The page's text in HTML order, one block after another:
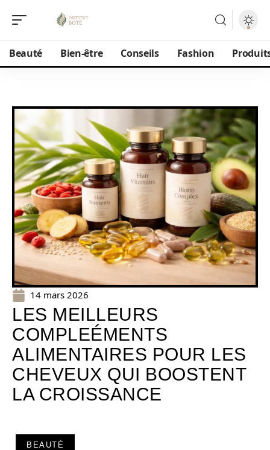
Beauté Bien-être Conseils Fashion
14 mars 2026
LES MEILLEURS
COMPLEÉMENTS
ALIMENTAIRES POUR LES
CHEVEUX QUI BOOSTENT
LA CROISSANCE
BEAUTÉ